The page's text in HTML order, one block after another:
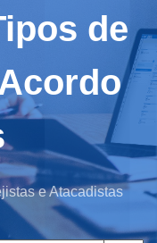
de
e Atacadistas